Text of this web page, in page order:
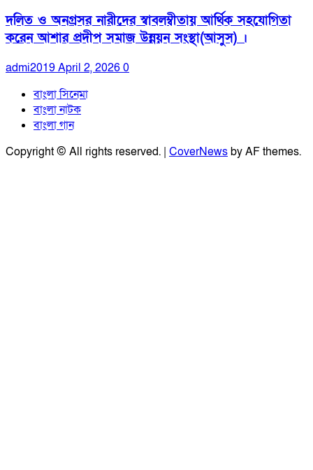
দলিত ও অনগ্রসর নারীদের স্বাবলম্বীতায় আর্থিক সহযোগিতা
করেন আশার প্রদীপ সমাজ উন্নয়ন সংস্থা(আসুস) ।
admi2019April 2, 20260
বাংলা সিনেমা
বাংলা নাটক
বাংলা গান
Copyright © All rights reserved. | CoverNewsby AF themes.